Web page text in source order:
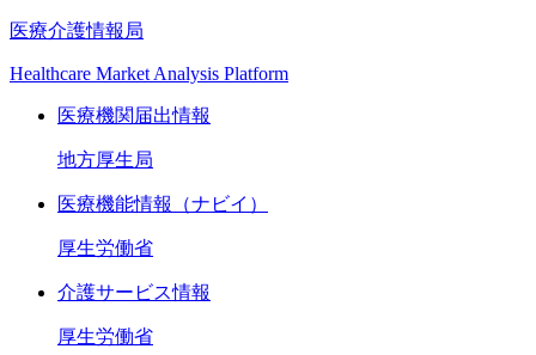
医療介護情報局
Healthcare Market Analysis Platform
医療機関届出情報
地方厚生局
医療機能情報（ナビイ）
厚生労働省
介護サービス情報
厚生労働省